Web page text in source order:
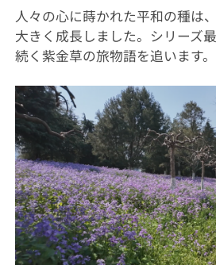
人々の心に蒔かれた平和の種は
大きく成長しました。シリーズ
続く紫金草の旅物語を追います。